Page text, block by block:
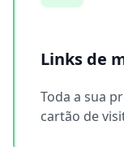
Links de
Toda a sua
cartão de